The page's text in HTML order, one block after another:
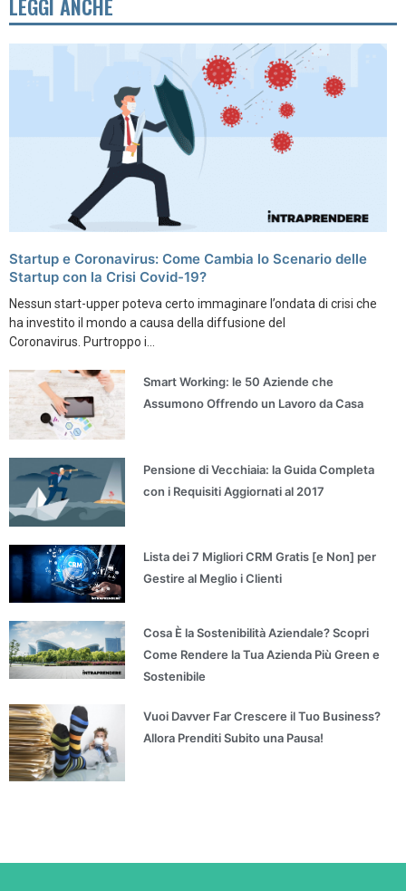
LEGGI ANCHE
Startup e Coronavirus: Come Cambia lo Scenario delle
Startup con la Crisi Covid-19?
Nessun start-upper poteva certo immaginare l’ondata di crisi che
ha investito il mondo a causa della diffusione del
Coronavirus. Purtroppo i...
Smart Working: le 50 Aziende che
Assumono Offrendo un Lavoro da Casa
Pensione di Vecchiaia: la Guida Completa
con i Requisiti Aggiornati al 2017
Lista dei 7 Migliori CRM Gratis [e Non] per
Gestire al Meglio i Clienti
Cosa È la Sostenibilità Aziendale? Scopri
Come Rendere la Tua Azienda Più Green e
Sostenibile
Vuoi Davver Far Crescere il Tuo Business?
Allora Prenditi Subito una Pausa!